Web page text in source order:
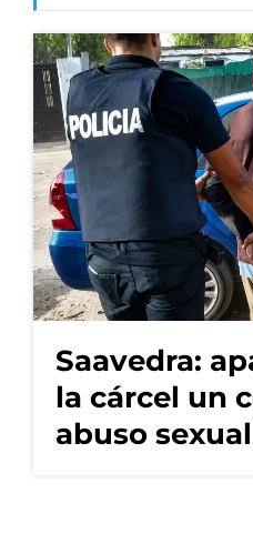
Saavedra:
la cárcel un
abuso